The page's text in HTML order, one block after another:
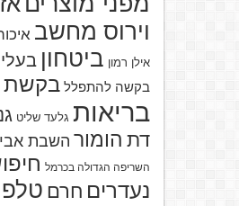
וירוס מחשב
אילן רמון ביטחון
בקשה להתפלל בקשת
בריאות גלעד שליט
דת הומור השבת
השריפה הגדולה בכרמל
נעדרים חרם